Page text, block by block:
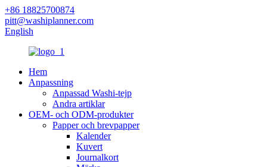
+86 18825700874
pitt@washiplanner.com
English
Hem
Anpassning
Anpassad Washi-tejp
Andra artiklar
OEM- och ODM-produkter
Papper och brevpapper
Kalender
Kuvert
Journalkort